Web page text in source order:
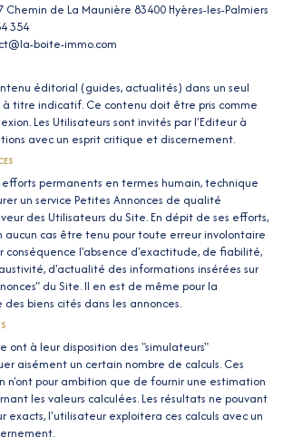
de La Maunière 83400 Hyères-les-Palmiers
354
boite-immo.com
éditorial (guides, actualités) dans un seul
titre indicatif. Ce contenu doit être pris comme
Les Utilisateurs sont invités par l'Editeur à
avec un esprit critique et discernement.
permanents en termes humain, technique
un service Petites Annonces de qualité
des Utilisateurs du Site. En dépit de ses efforts,
aucun cas être tenu pour toute erreur involontaire
conséquence l'absence d'exactitude, de fiabilité,
d'actualité des informations insérées sur
du Site. Il en est de même pour la
biens cités dans les annonces.
ont à leur disposition des "simulateurs"
aisément un certain nombre de calculs. Ces
n'ont pour ambition que de fournir une estimation
les valeurs calculées. Les résultats ne pouvant
exacts, l'utilisateur exploitera ces calculs avec un